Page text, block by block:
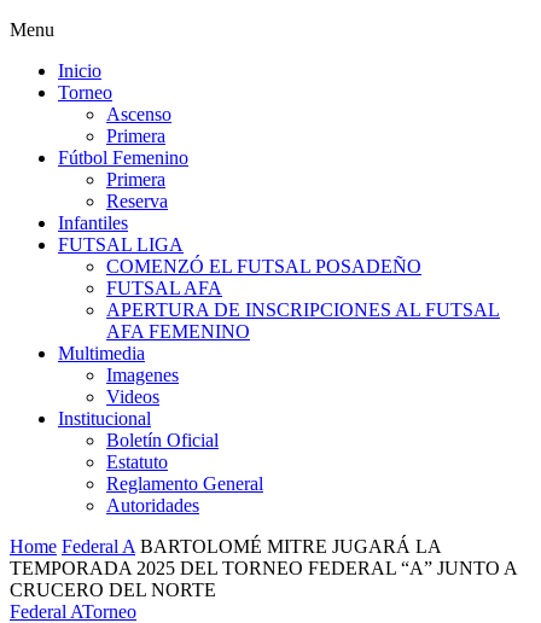
Menu
Inicio
Torneo
Ascenso
Primera
Fútbol Femenino
Primera
Reserva
Infantiles
FUTSAL LIGA
COMENZÓ EL FUTSAL POSADEÑO
FUTSAL AFA
APERTURA DE INSCRIPCIONES AL FUTSAL
AFA FEMENINO
Multimedia
Imagenes
Videos
Institucional
Boletín Oficial
Estatuto
Reglamento General
Autoridades
Home Federal A BARTOLOMÉ MITRE JUGARÁ LA
TEMPORADA 2025 DEL TORNEO FEDERAL “A” JUNTO A
CRUCERO DEL NORTE
Federal ATorneo